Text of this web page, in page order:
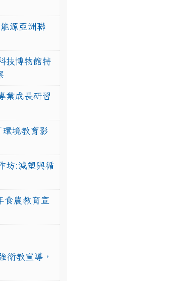
源亞洲聯
技博物館特
業成長研習
境教育影
坊:減塑與循
食農教育宣
衛教宣導，